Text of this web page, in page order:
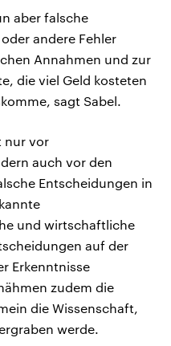
aber falsche
andere Fehler
Annahmen und zur
die viel Geld kosteten
sagt Sabel.
nur vor
auch vor den
Entscheidungen in
und wirtschaftliche
auf der
Erkenntnisse
zudem die
die Wissenschaft,
werde.